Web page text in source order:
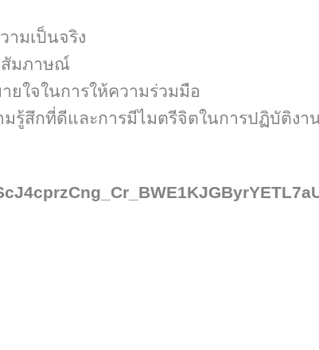
มเป็นจริง
สัมภาษณ์
ยใจในการให้ความร่วมมือ
รู้สึกที่ดีและการมีไมตรีจิตในการปฏิบัติงา
4cprzCng_Cr_BWE1KJGByrYETL7